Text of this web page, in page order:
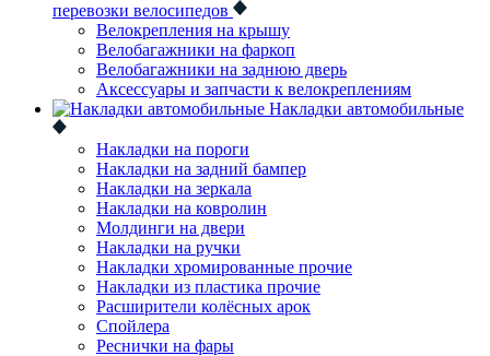
перевозки велосипедов
Велокрепления на крышу
Велобагажники на фаркоп
Велобагажники на заднюю дверь
Аксессуары и запчасти к велокреплениям
Накладки автомобильные
Накладки на пороги
Накладки на задний бампер
Накладки на зеркала
Накладки на ковролин
Молдинги на двери
Накладки на ручки
Накладки хромированные прочие
Накладки из пластика прочие
Расширители колёсных арок
Спойлера
Реснички на фары